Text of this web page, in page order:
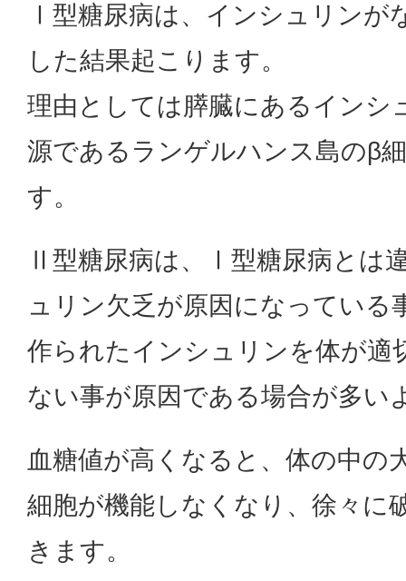
Ⅰ型糖尿病は、インシュリンが
した結果起こります。
理由としては膵臓にあるインシ
源であるランゲルハンス島のβ
す。
Ⅱ型糖尿病は、Ⅰ型糖尿病とは
ュリン欠乏が原因になっている
作られたインシュリンを体が適
ない事が原因である場合が多い
血糖値が高くなると、体の中の
細胞が機能しなくなり、徐々に
きます。